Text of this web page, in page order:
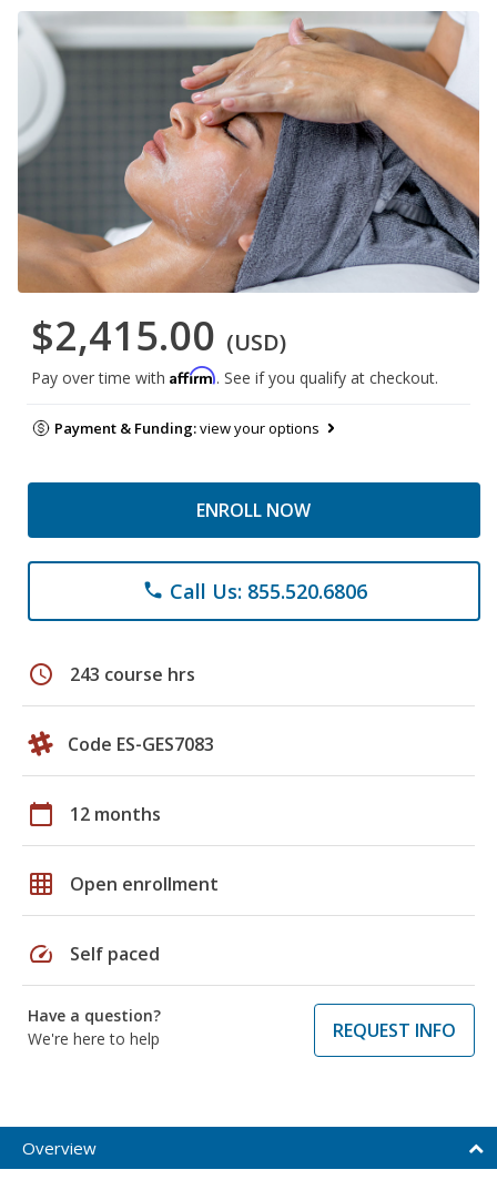
$2,415.00 (USD)
Pay over time with Affirm. See if you qualify at checkout.
Payment & Funding:view your options
ENROLL NOW
phone Call Us: 855.520.6806
schedule 243 course hrs
Code ES-GES7083
calendar_today 12 months
grid_on Open enrollment
speed Self paced
Have a question?
We're here to help
REQUEST INFO
Overview